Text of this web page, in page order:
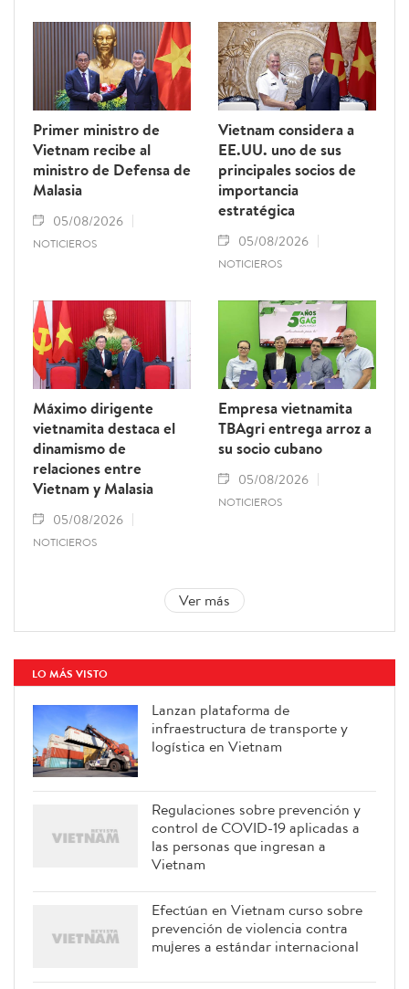
Primer ministro de
Vietnam recibe al
ministro de Defensa de
Malasia
05/08/2026
NOTICIEROS
Vietnam considera a
EE.UU. uno de sus
principales socios de
importancia
estratégica
05/08/2026
NOTICIEROS
Máximo dirigente
vietnamita destaca el
dinamismo de
relaciones entre
Vietnam y Malasia
05/08/2026
NOTICIEROS
Empresa vietnamita
TBAgri entrega arroz a
su socio cubano
05/08/2026
NOTICIEROS
Ver más
LO MÁS VISTO
Lanzan plataforma de
infraestructura de transporte y
logística en Vietnam
Regulaciones sobre prevención y
control de COVID-19 aplicadas a
las personas que ingresan a
Vietnam
Efectúan en Vietnam curso sobre
prevención de violencia contra
mujeres a estándar internacional